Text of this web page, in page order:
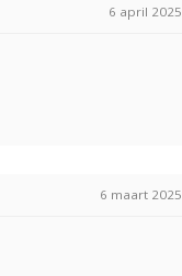
6 april 2025
6 maart 2025